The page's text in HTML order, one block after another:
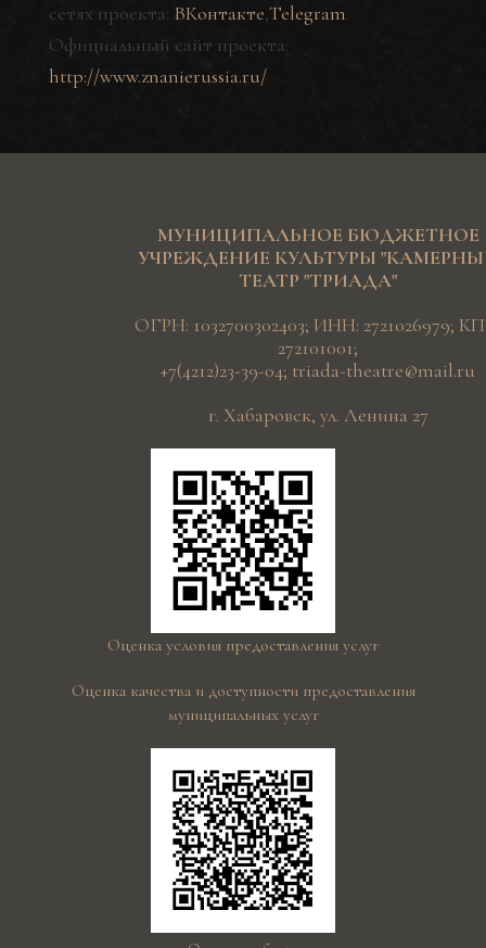
сетях проекта: ВКонтакте,Telegram.
Официальный сайт проекта:
http://www.znanierussia.ru/
МУНИЦИПАЛЬНОЕ БЮДЖЕТНОЕ
УЧРЕЖДЕНИЕ КУЛЬТУРЫ
ТЕАТР "ТРИАДА"
ОГРН: 1032700302403; ИНН: 2721026979;
272101001;
+7(4212)23-39-04; triada-theatre@mail.ru
г. Хабаровск, ул. Ленина 27
Оценка условия предоставления услуг
Оценка качества и доступности предоставления
муниципальных услуг